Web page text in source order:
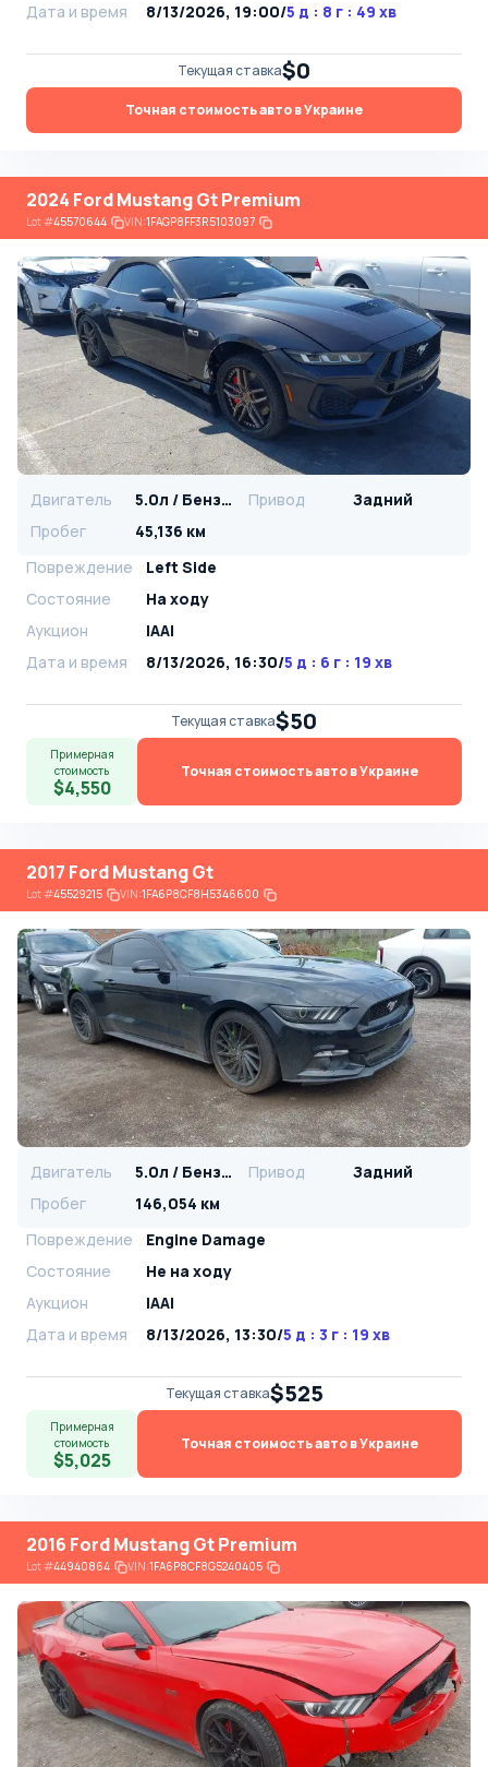
Дата и время
8/13/2026, 19:00/5 д : 8 г : 49 хв
Текущая ставка$0
Точная стоимость авто в Украине
2024 Ford Mustang Gt Premium
Lot#45570644 VIN:1FAGP8FF3R5103097
Двигатель 5.0л / Бензин Привод
Задний
Пробег
45,136 км
Повреждение
Left Side
Состояние
На ходу
Аукцион
IAAI
Дата и время
8/13/2026, 16:30/5 д : 6 г : 19 хв
Текущая ставка$50
Примерная
стоимость
$4,550
Точная стоимость авто в Украине
2017 Ford Mustang Gt
Lot#45529215 VIN:1FA6P8CF8H5346600
Двигатель 5.0л / Бензин Привод
Задний
Пробег
146,054 км
Повреждение
Engine Damage
Состояние
Не на ходу
Аукцион
IAAI
Дата и время
8/13/2026, 13:30/5 д : 3 г : 19 хв
Текущая ставка$525
Примерная
стоимость
$5,025
Точная стоимость авто в Украине
2016 Ford Mustang Gt Premium
Lot#44940864 VIN:1FA6P8CF8G5240405